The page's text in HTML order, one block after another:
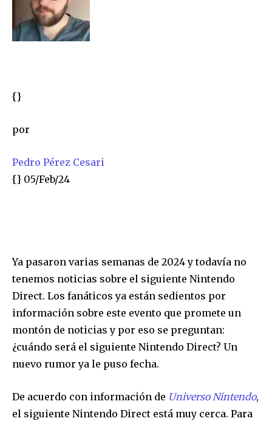
{}
por
Pedro Pérez Cesari
{} 05/Feb/24
Ya pasaron varias semanas de 2024 y todavía no
tenemos noticias sobre el siguiente Nintendo
Direct. Los fanáticos ya están sedientos por
información sobre este evento que promete un
montón de noticias y por eso se preguntan:
¿cuándo será el siguiente Nintendo Direct? Un
nuevo rumor ya le puso fecha.
De acuerdo con información de Universo Nintendo,
el siguiente Nintendo Direct está muy cerca. Para